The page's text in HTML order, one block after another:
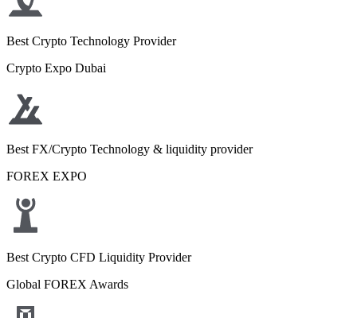
Best Crypto Technology Provider
Crypto Expo Dubai
Best FX/Crypto Technology & liquidity provider
FOREX EXPO
Best Crypto CFD Liquidity Provider
Global FOREX Awards